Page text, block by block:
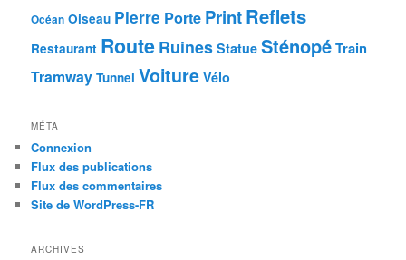
Océan Oiseau Pierre Porte PrintReflets
Restaurant Route Ruines Statue SténopéTrain
Tramway Tunnel Voiture Vélo
MÉTA
Connexion
Flux des publications
Flux des commentaires
Site de WordPress-FR
ARCHIVES